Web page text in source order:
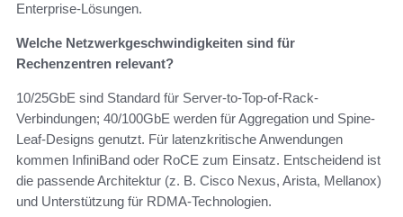
Enterprise-Lösungen.
Welche Netzwerkgeschwindigkeiten sind für
Rechenzentren relevant?
10/25GbE sind Standard für Server-to-Top-of-Rack-
Verbindungen; 40/100GbE werden für Aggregation und Spine-
Leaf-Designs genutzt. Für latenzkritische Anwendungen
kommen InfiniBand oder RoCE zum Einsatz. Entscheidend ist
die passende Architektur (z. B. Cisco Nexus, Arista, Mellanox)
und Unterstützung für RDMA-Technologien.